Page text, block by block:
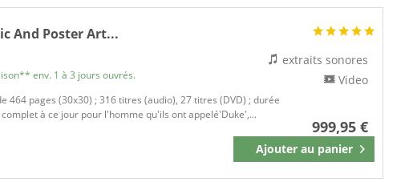
And Poster Art...
env. 1 à 3 jours ouvrés.
464 pages (30x30) ; 316 titres (audio), 27 titres (DVD) ; durée
à ce jour pour l'homme qu'ils ont appelé'Duke',...
999,95 €
Ajouter au panier
Mémoriser
extraits sonores
Video